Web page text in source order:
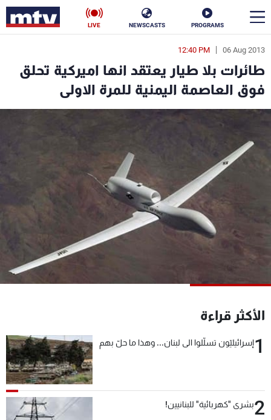
PROGRAMS
NEWSCASTS
LIVE
06 Aug 2013
12:40 PM
طائرات بلا طيار يعتقد انها اميركية تحلق
فوق العاصمة اليمنية للمرة الاولى
الأكثر قراءة
1إسرائيليّون تسلّلوا الى لبنان... وهذا ما حلّ بهم
2بشرى "كهربائية" للبنانيين!
en
الأخبار
سياسة ناس
إقتصاد
منوعات رياضة
البرامج
شاهد البرامج
عن MTV
الإنـتـاج
وظائف
شروط الإسـتخدام
سياسة الخصوصية